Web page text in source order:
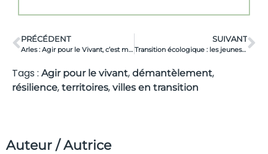
PRÉCÉDENT
Arles : Agir pour le Vivant, c’est maintenant !
SUIVANT
Transition écologique : les jeunes s’engagent !
Tags : Agir pour le vivant, démantèlement,
résilience, territoires, villes en transition
Auteur / Autrice